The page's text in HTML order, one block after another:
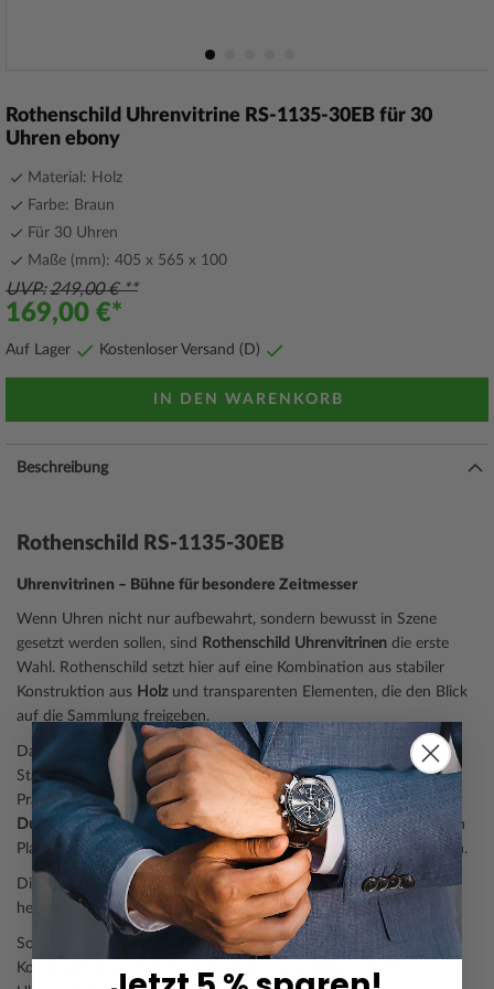
der
Bildergalerie
springen
Rothenschild Uhrenvitrine RS-1135-30EB für 30
Uhren ebony
Material: Holz
Farbe: Braun
Für 30 Uhren
Maße (mm): 405 x 565 x 100
UVP 249,00 €
169,00 €
Auf Lager Kostenloser Versand (D)
IN DEN WARENKORB
Beschreibung
Rothenschild RS-1135-30EB
Uhrenvitrinen – Bühne für besondere Zeitmesser
Wenn Uhren nicht nur aufbewahrt, sondern bewusst in Szene
gesetzt werden sollen, sind
Rothenschild Uhrenvitrinen die erste
Wahl. Rothenschild setzt hier auf eine Kombination aus stabiler
Konstruktion aus Holzund transparenten Elementen, die den Blick
auf die Sammlung freigeben.
Das Gewicht dieser Vitrine sorgt mit1.0 kgfür einen sicheren
Stand, während die30 integrierten Kisseneine geordnete
Präsentation für Ihre Lieblingszeitmesser mit einemGehäuse-
Durchmesser bis 53 mmermöglicht. Jede Uhr erhält ihren eigenen
Platz und kann aus verschiedenen Blickwinkeln betrachtet werden.
Die Abmaße betragen 405 x 565 x 100 mm . Derbraune Korpus
hebt die Uhren besonders hervor.
So wird die Uhrenvitrine zum echten Highlight im Raum – eine
Kombination aus Schutz, Präsentation und Design, die Ihre